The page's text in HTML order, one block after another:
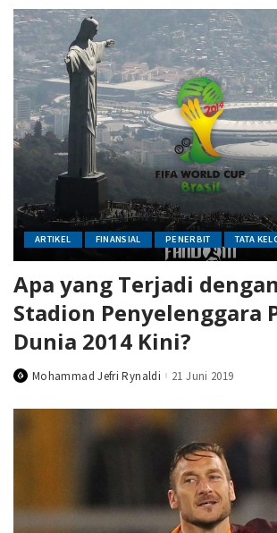
ARTIKEL FINANSIAL PENERBIT TATA
Apa yang Terjadi
Stadion Penyelenggara
Dunia 2014 Kini?
PostedMohammad Jefri Rynaldi 21 Juni 2019